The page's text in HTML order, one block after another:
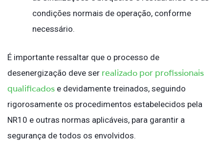
condições normais de operação, conforme
necessário.
É importante ressaltar que o processo de
desenergização deve ser realizado por profissionais
qualificados e devidamente treinados, seguindo
rigorosamente os procedimentos estabelecidos pela
NR10 e outras normas aplicáveis, para garantir a
segurança de todos os envolvidos.